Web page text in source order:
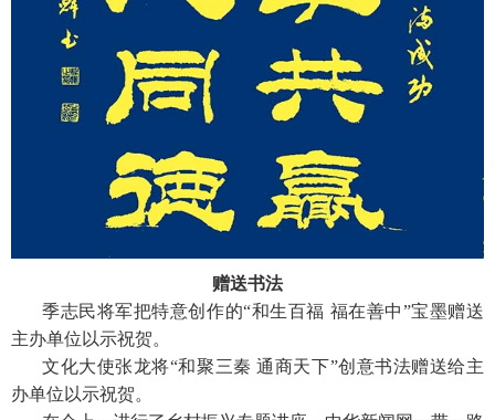
赠送书法
季志民将军把特意创作的“和生百福 福在善中”宝墨赠送
主办单位以示祝贺。
文化大使张龙将“和聚三秦 通商天下”创意书法赠送给主
办单位以示祝贺。